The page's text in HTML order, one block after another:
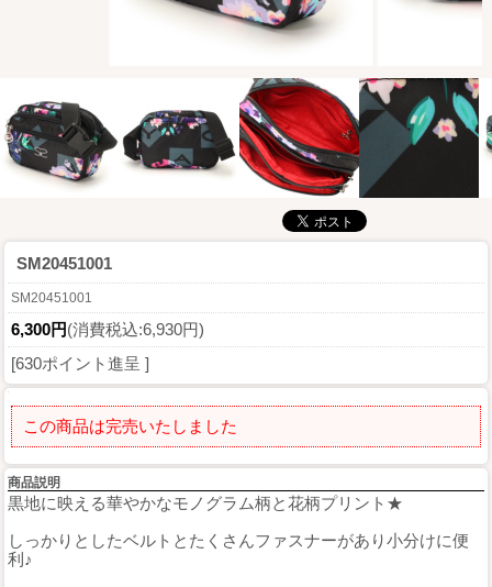
SM20451001
SM20451001
6,300円(消費税込:6,930円)
[630ポイント進呈 ]
この商品は完売いたしました
商品説明
黒地に映える華やかなモノグラム柄と花柄プリント★
しっかりとしたベルトとたくさんファスナーがあり小分けに便
利♪